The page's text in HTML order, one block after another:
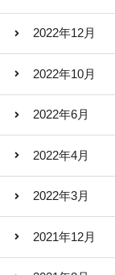
2022年12月
2022年10月
2022年6月
2022年4月
2022年3月
2021年12月